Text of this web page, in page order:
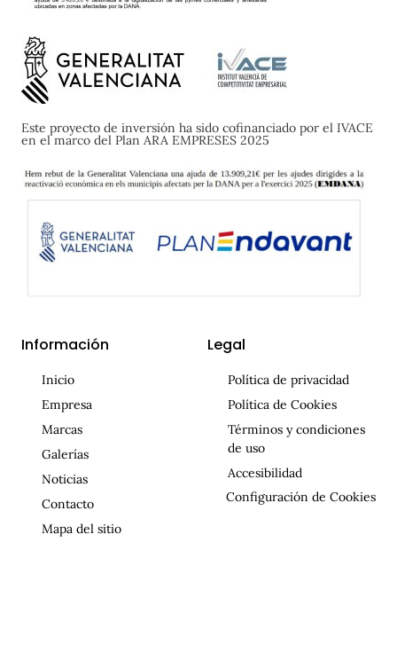
Este proyecto de inversión ha sido cofinanciado por el IVACE
en el marco del Plan ARA EMPRESES 2025
Información
Inicio
Empresa
Marcas
Galerías
Noticias
Contacto
Mapa del sitio
Legal
Política de privacidad
Política de Cookies
Términos y condiciones
de uso
Accesibilidad
Configuración de Cookies